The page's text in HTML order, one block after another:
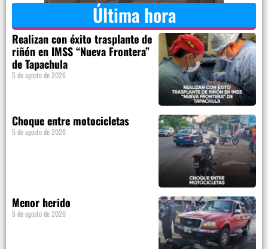
Última hora
Realizan con éxito trasplante de
riñón en IMSS “Nueva Frontera”
de Tapachula
5 de agosto de 2026
Choque entre motocicletas
5 de agosto de 2026
Menor herido
5 de agosto de 2026